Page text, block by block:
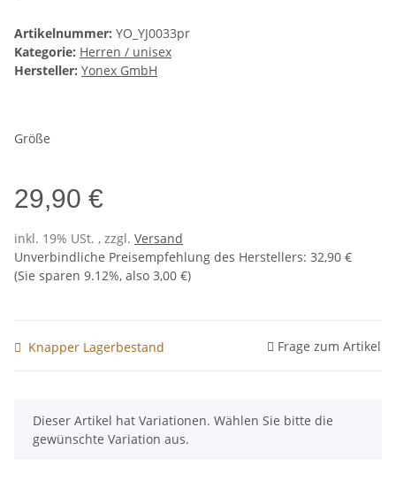
Artikelnummer: YO_YJ0033pr
Kategorie: Herren / unisex
Hersteller: Yonex GmbH
Größe
29,90 €
inkl. 19% USt. , zzgl. Versand
Unverbindliche Preisempfehlung des Herstellers: 32,90 €
(Sie sparen 9.12%, also 3,00 €)
Knapper Lagerbestand Frage zum Artikel
x
Dieser Artikel hat Variationen. Wählen Sie bitte die
gewünschte Variation aus.